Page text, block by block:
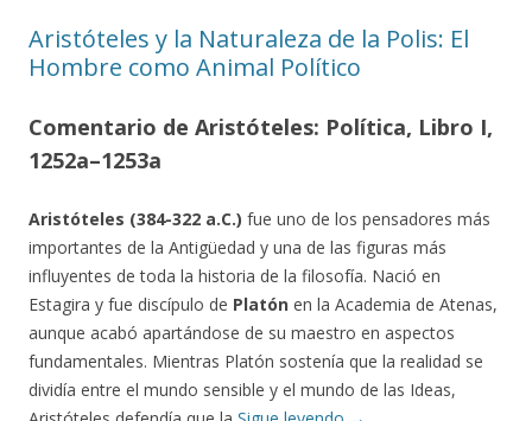
Aristóteles y la Naturaleza de la Polis: El
Hombre como Animal Político
Comentario de Aristóteles: Política, Libro I,
1252a–1253a
Aristóteles (384-322 a.C.) fue uno de los pensadores más
importantes de la Antigüedad y una de las figuras más
influyentes de toda la historia de la filosofía. Nació en
Estagira y fue discípulo de Platón en la Academia de Atenas,
aunque acabó apartándose de su maestro en aspectos
fundamentales. Mientras Platón sostenía que la realidad se
dividía entre el mundo sensible y el mundo de las Ideas,